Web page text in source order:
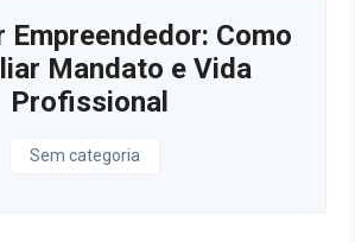
Empreendedor: Como
Mandato e Vida
Profissional
Sem categoria